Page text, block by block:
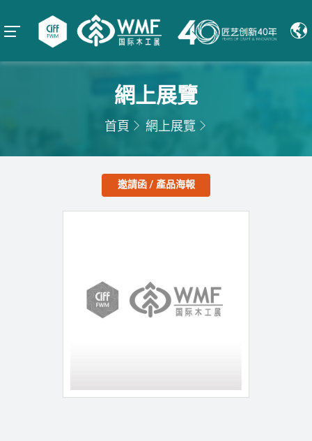
網上展覽
首頁 網上展覽
邀請函 / 產品海報